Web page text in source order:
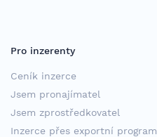
Pro inzerenty
Ceník inzerce
Jsem pronajímatel
Jsem zprostředkovatel
Inzerce přes exportní program